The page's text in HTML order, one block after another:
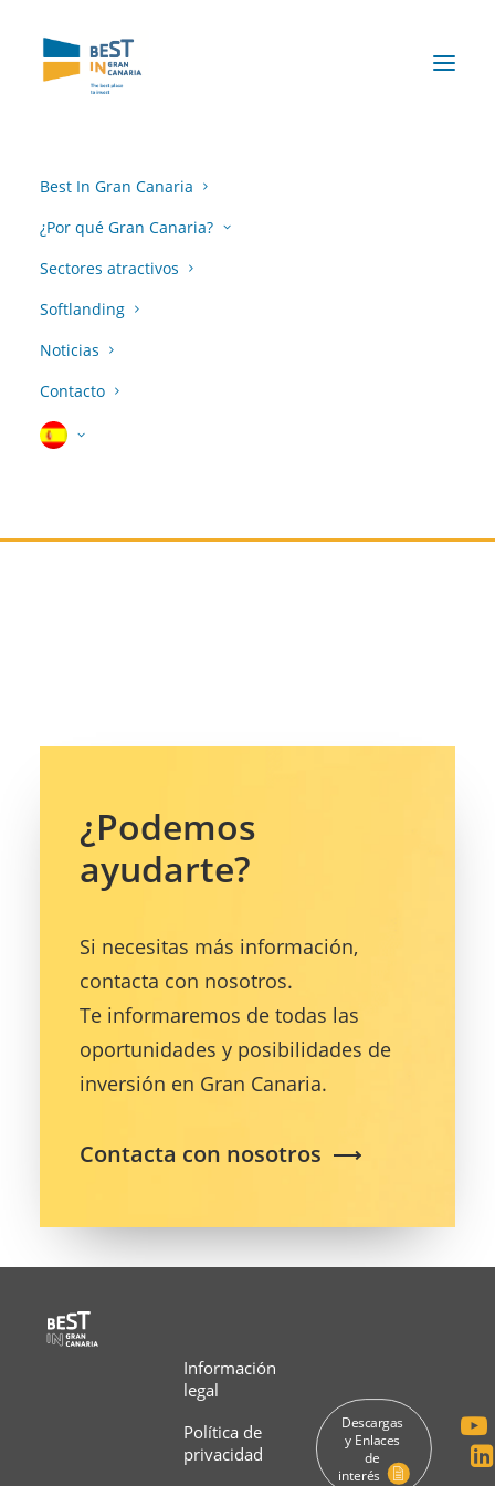
Best In Gran Canaria
¿Por qué Gran Canaria?
Sectores atractivos
Softlanding
Noticias
Contacto
WhatsApp Image 2026-05-26 at 13.23.40 (3)
¿Podemos
ayudarte?
Si necesitas más información,
contacta con nosotros.
Te informaremos de todas las
oportunidades y posibilidades de
inversión en Gran Canaria.
Contacta con nosotros
Información
legal
Política de
privacidad
Descargas
y Enlaces
de
interés